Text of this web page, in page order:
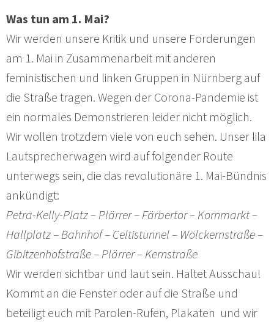
Was tun am 1. Mai?
Wir werden unsere Kritik und unsere Forderungen
am 1. Mai in Zusammenarbeit mit anderen
feministischen und linken Gruppen in Nürnberg auf
die Straße tragen. Wegen der Corona-Pandemie ist
ein normales Demonstrieren leider nicht möglich.
Wir wollen trotzdem viele von euch sehen. Unser lila
Lautsprecherwagen wird auf folgender Route
unterwegs sein, die das revolutionäre 1. Mai-Bündnis
ankündigt:
Petra-Kelly-Platz – Plärrer – Färbertor – Kornmarkt –
Hallplatz – Bahnhof – Celtistunnel – Wölckernstraße –
Gibitzenhofstraße – Plärrer – Kernstraße
Wir werden sichtbar und laut sein. Haltet Ausschau!
Kommt an die Fenster oder auf die Straße und
beteiligt euch mit Parolen-Rufen, Plakaten und wir